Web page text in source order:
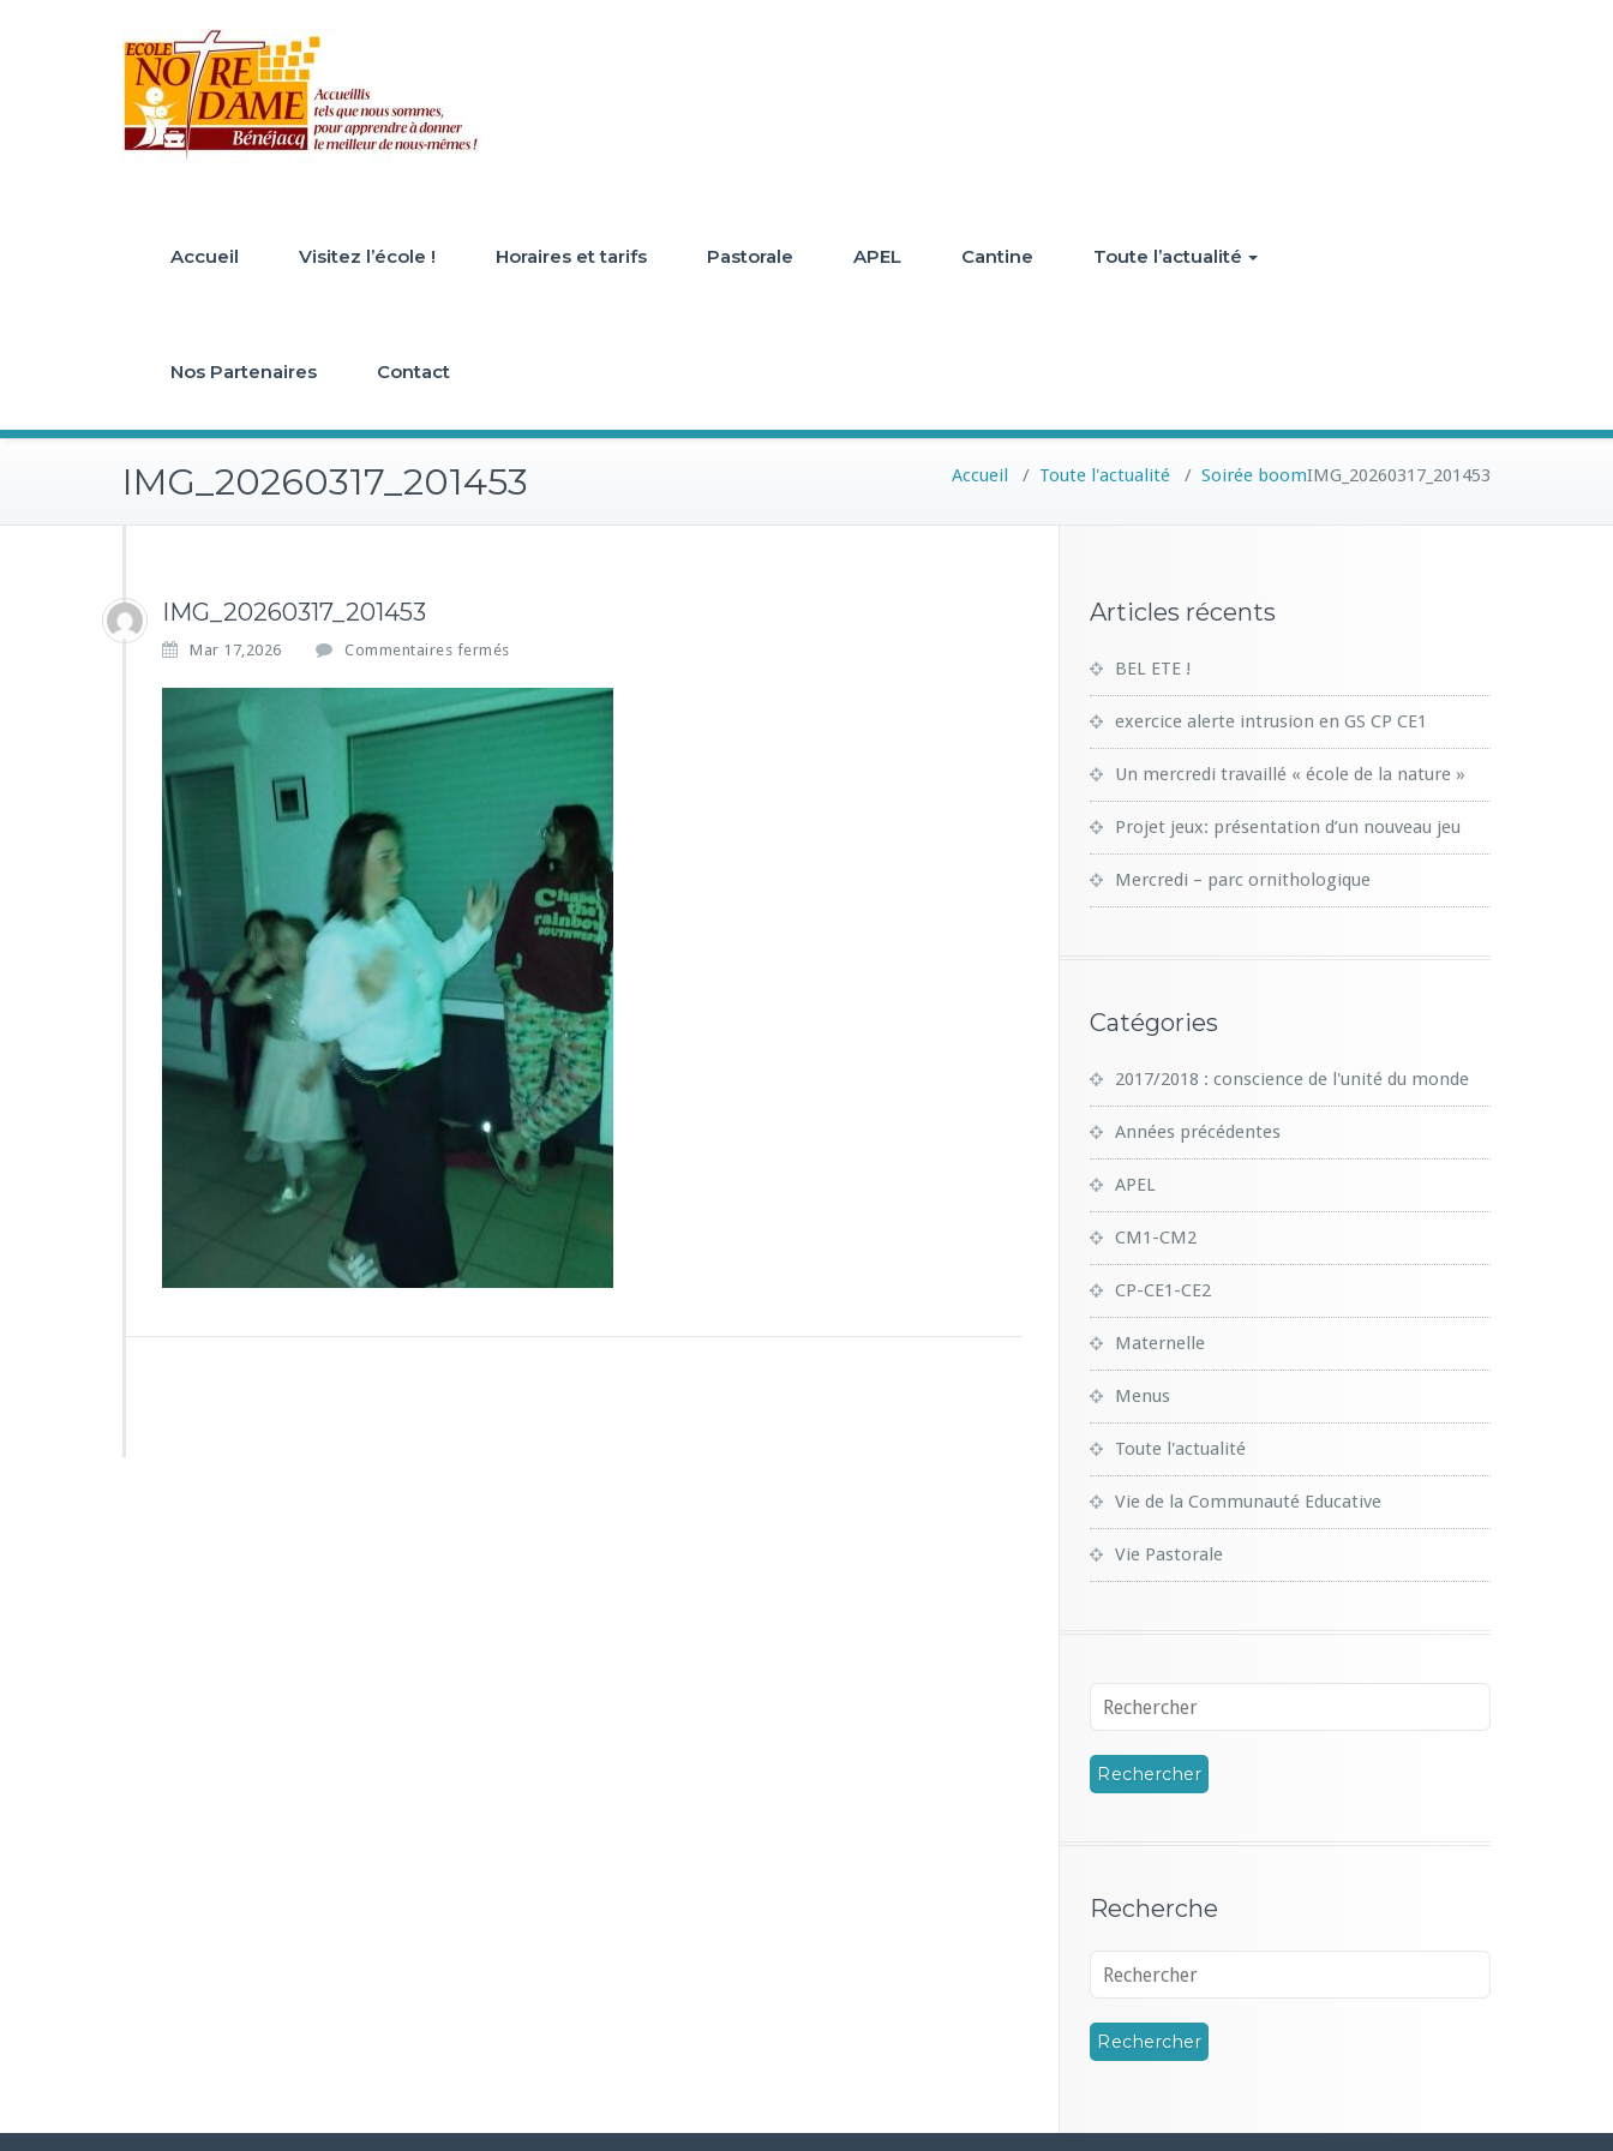
Accueil Visitez l’école ! Horaires et tarifs Pastorale APEL Cantine Toute l’actualité
Nos Partenaires Contact
IMG_20260317_201453 Accueil / Toute l'actualité / Soirée boomIMG_20260317_201453
IMG_20260317_201453
Mar 17,2026 Commentaires fermés
r
6
1
7
_
2
0
1
4
5
3
Articles récents
BEL ETE !
exercice alerte intrusion en GS CP CE1
Un mercredi travaillé « école de la nature »
Projet jeux: présentation d’un nouveau jeu
Mercredi – parc ornithologique
Catégories
2017/2018 : conscience de l'unité du monde
Années précédentes
APEL
CM1-CM2
CP-CE1-CE2
Maternelle
Menus
Toute l'actualité
Vie de la Communauté Educative
Vie Pastorale
Recherche